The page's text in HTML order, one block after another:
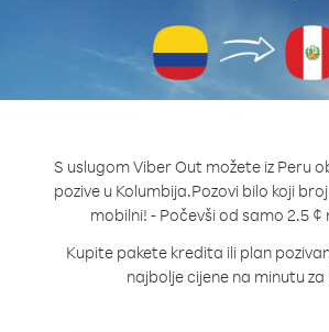
S uslugom Viber Out možete iz Peru
pozive u Kolumbija.Pozovi bilo koji
mobilni! - Počevši od samo 2.5 ¢
Kupite pakete kredita ili plan
najbolje cijene na minutu za